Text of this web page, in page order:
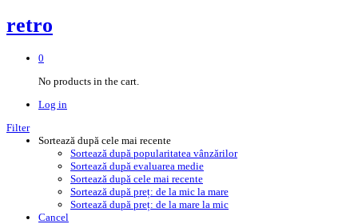
retro
0
No products in the cart.
Log in
Filter
Sortează după cele mai recente
Sortează după popularitatea vânzărilor
Sortează după evaluarea medie
Sortează după cele mai recente
Sortează după preț: de la mic la mare
Sortează după preț: de la mare la mic
Cancel